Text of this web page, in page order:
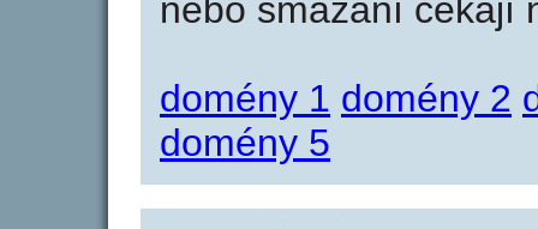
nebo smazání čekají
domény 1 domény 2
domény 5